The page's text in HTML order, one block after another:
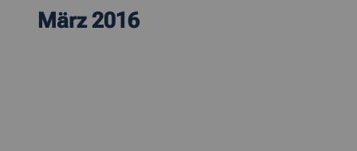
März 2016